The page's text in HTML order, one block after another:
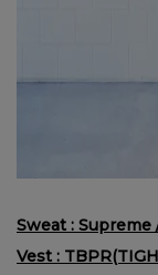
Sweat : Supreme
Vest :